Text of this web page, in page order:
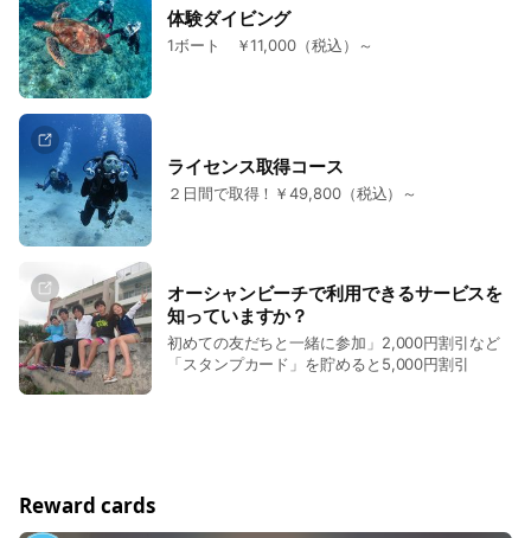
体験ダイビング
1ボート ￥11,000（税込）～
ライセンス取得コース
２日間で取得！￥49,800（税込）～
オーシャンビーチで利用できるサービスを
知っていますか？
初めての友だちと一緒に参加」2,000円割引など
「スタンプカード」を貯めると5,000円割引
Reward cards